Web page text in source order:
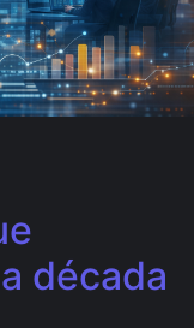
década